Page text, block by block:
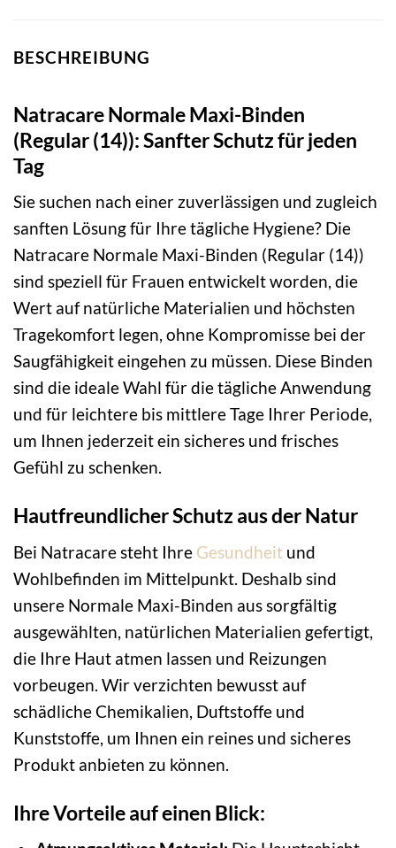
BESCHREIBUNG
Natracare Normale Maxi-Binden
(Regular (14)): Sanfter Schutz für jeden
Tag
Sie suchen nach einer zuverlässigen und zugleich
sanften Lösung für Ihre tägliche Hygiene? Die
Natracare Normale Maxi-Binden (Regular (14))
sind speziell für Frauen entwickelt worden, die
Wert auf natürliche Materialien und höchsten
Tragekomfort legen, ohne Kompromisse bei der
Saugfähigkeit eingehen zu müssen. Diese Binden
sind die ideale Wahl für die tägliche Anwendung
und für leichtere bis mittlere Tage Ihrer Periode,
um Ihnen jederzeit ein sicheres und frisches
Gefühl zu schenken.
Hautfreundlicher Schutz aus der Natur
Bei Natracare steht Ihre Gesundheit und
Wohlbefinden im Mittelpunkt. Deshalb sind
unsere Normale Maxi-Binden aus sorgfältig
ausgewählten, natürlichen Materialien gefertigt,
die Ihre Haut atmen lassen und Reizungen
vorbeugen. Wir verzichten bewusst auf
schädliche Chemikalien, Duftstoffe und
Kunststoffe, um Ihnen ein reines und sicheres
Produkt anbieten zu können.
Ihre Vorteile auf einen Blick: